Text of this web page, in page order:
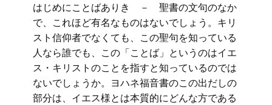
はじめにことばありき － 聖書の文句のなか
で、これほど有名なものはないでしょう。キリ
スト信仰者でなくても、この聖句を知っている
人なら誰でも、この「ことば」というのはイエ
ス・キリストのことを指すと知っているのでは
ないでしょうか。ヨハネ福音書のこの出だしの
部分は、イエス様とは本質的にどんな方である